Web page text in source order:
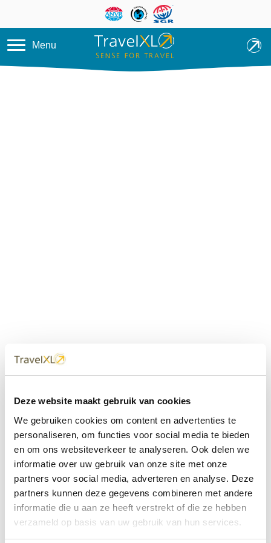
Deze website maakt gebruik van cookies
We gebruiken cookies om content en advertenties te
personaliseren, om functies voor social media te bieden
en om ons websiteverkeer te analyseren. Ook delen we
informatie over uw gebruik van onze site met onze
partners voor social media, adverteren en analyse. Deze
partners kunnen deze gegevens combineren met andere
informatie die u aan ze heeft verstrekt of die ze hebben
verzameld op basis van uw gebruik van hun services.
Overslaan en naar de inhoud
Menu
dichtbij
Met 60+ verkooppunten in Nederland en België staan wij
met onze XL Travelcenters, mobiele reisadviseurs van
TravelXL@Home en deze website altijd voor uw vakantie
klaar.
• Ontzorgen van A-Z • Onafhankelijk advies • Maatwerk •
Bespaar tijd en stress
TravelXLreisbureau's